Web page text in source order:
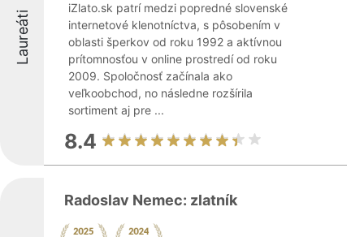
Laureáti
iZlato.sk patrí medzi popredné slovenské
internetové klenotníctva, s pôsobením v
oblasti šperkov od roku 1992 a aktívnou
prítomnosťou v online prostredí od roku
2009. Spoločnosť začínala ako
veľkoobchod, no následne rozšírila
sortiment aj pre ...
8.4
Radoslav Nemec: zlatník